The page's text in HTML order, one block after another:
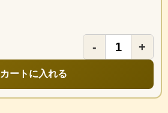
- +
カートに入れる